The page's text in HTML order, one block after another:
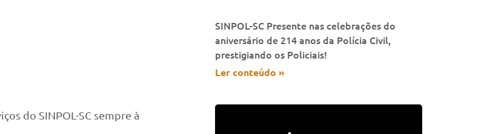
do SINPOL-SC sempre à
SINPOL-SC Presente nas celebrações do
aniversário de 214 anos da Polícia Civil,
prestigiando os Policiais!
Ler conteúdo »